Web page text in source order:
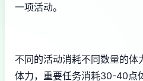
一项活动。
不同的活动消耗不同数量的
体力，重要任务消耗30-40点